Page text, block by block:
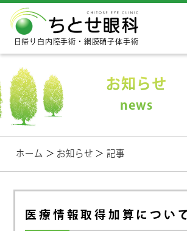
日帰り白内障手術・網膜硝子体手術
お知らせ
news
ホーム ＞ お知らせ ＞ 記事
医療情報取得加算につい